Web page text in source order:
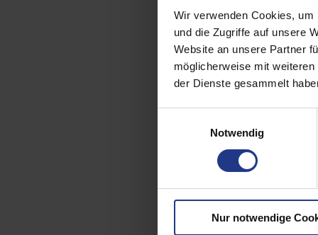
Wir verwenden Cookies,
und die Zugriffe auf unsere
Website an unsere Partner
möglicherweise mit
der Dienste gesammelt
Notwendig
Nur notwendige